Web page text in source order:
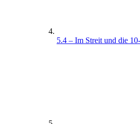
5.4 – Im Streit und die